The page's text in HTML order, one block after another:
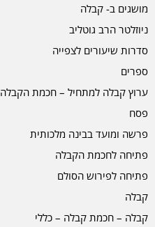
מושגים ב- קבלה
ניוזלטר הרב גוטליב
סדרות שיעורים לצפייה
ספרים
ערוץ קבלה למתחיל – חכמת הקבלה
פסח
פרשה ומועד בבינה מלכותית
פתיחה לחכמת הקבלה
פתיחה לפירוש הסולם
קבלה
קבלה – חכמת קבלה – כללי